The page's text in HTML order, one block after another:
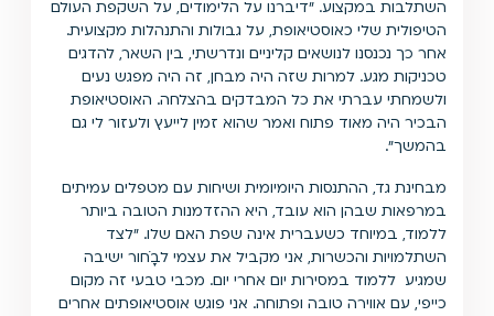
השתלבות במקצוע. "דיברנו על הלימודים, על השקפת העולם
הטיפולית שלי כאוסטיאופת, על גבולות והתנהלות מקצועית.
אחר כך נכנסנו לנושאים קליניים ונדרשתי, בין השאר, להדגים
טכניקות מגע. למרות שזה היה מבחן, זה היה מפגש נעים
ולשמחתי עברתי את כל המבדקים בהצלחה. האוסטיאופת
הבכיר היה מאוד פתוח ואמר שהוא זמין לייעץ ולעזור לי גם
בהמשך".
מבחינת גד, ההתנסות היומיומית ושיחות עם מטפלים עמיתים
במרפאות שבהן הוא עובד, היא ההזדמנות הטובה ביותר
ללמוד, במיוחד כשעברית אינה שפת האם שלו. "לצד
השתלמויות והכשרות, אני מקביל את עצמי לבָֹֹחור ישיבה
שמגיע ללמוד במסירות יום אחרי יום. מכבי טבעי זה מקום
כייפי, עם אווירה טובה ופתוחה. אני פוגש אוסטיאופתים אחרים